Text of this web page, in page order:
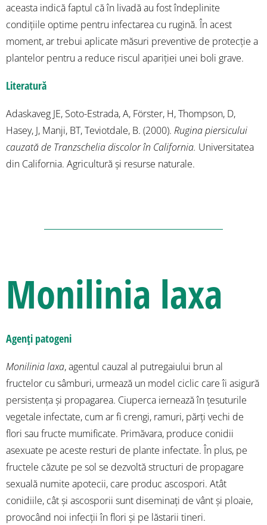
aceasta indică faptul că în livadă au fost îndeplinite
condițiile optime pentru infectarea cu rugină. În acest
moment, ar trebui aplicate măsuri preventive de protecție a
plantelor pentru a reduce riscul apariției unei boli grave.
Literatură
Adaskaveg JE, Soto-Estrada, A, Förster, H, Thompson, D,
Hasey, J, Manji, BT, Teviotdale, B. (2000). Rugina piersicului
cauzată de Tranzschelia discolor în California. Universitatea
din California. Agricultură și resurse naturale.
Monilinia laxa
Agenți patogeni
Monilinia laxa, agentul cauzal al putregaiului brun al
fructelor cu sâmburi, urmează un model ciclic care îi asigură
persistența și propagarea. Ciuperca iernează în țesuturile
vegetale infectate, cum ar fi crengi, ramuri, părți vechi de
flori sau fructe mumificate. Primăvara, produce conidii
asexuate pe aceste resturi de plante infectate. În plus, pe
fructele căzute pe sol se dezvoltă structuri de propagare
sexuală numite apotecii, care produc ascospori. Atât
conidiile, cât și ascosporii sunt diseminați de vânt și ploaie,
provocând noi infecții în flori și pe lăstarii tineri.